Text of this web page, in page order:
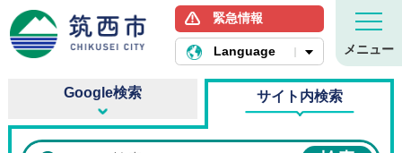
筑西市ホームページ
緊急情報
Language メニュー
Google検索 サイト内検索